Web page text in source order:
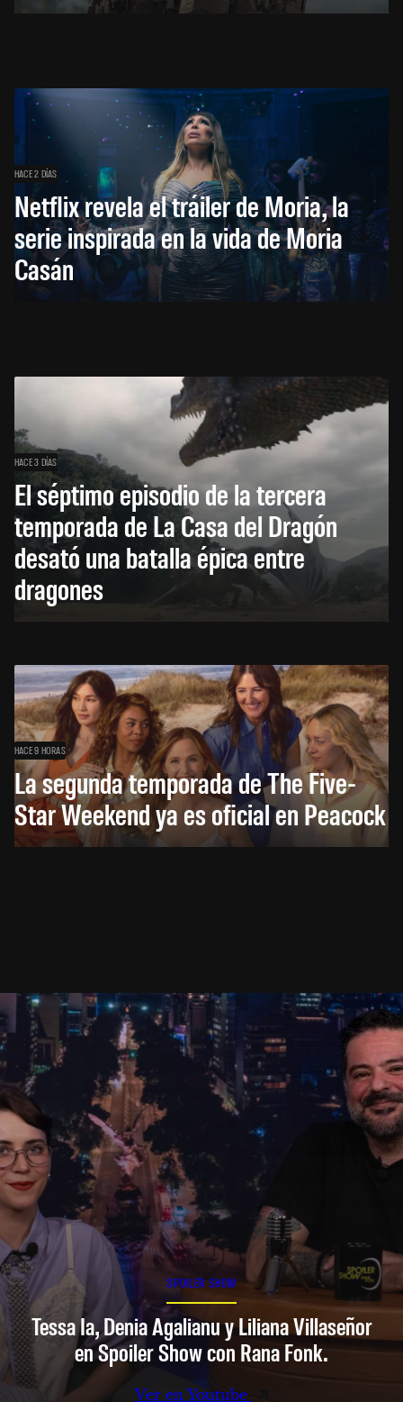
HACE 2 DÍAS
Netflix revela el tráiler de Moria, la
serie inspirada en la vida de Moria
Casán
HACE 3 DÍAS
El séptimo episodio de la tercera
temporada de La Casa del Dragón
desató una batalla épica entre
dragones
HACE 9 HORAS
La segunda temporada de The Five-
Star Weekend ya es oficial en Peacock
SPOILER SHOW
Tessa Ia, Denia Agalianu y Liliana Villaseñor
en Spoiler Show con Rana Fonk.
Ver en Youtube